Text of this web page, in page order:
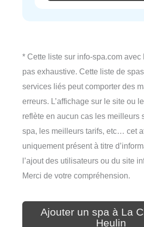
* Cette liste sur info-spa.com avec
pas exhaustive. Cette liste de
services liés peut comporter des
erreurs. L’affichage sur le site ou
reflète en aucun cas les meilleurs
spa, les meilleurs tarifs, etc… cet
uniquement présent à titre
l’ajout des utilisateurs ou du site
Merci de votre compréhension.
Ajouter un spa à La
Heulin